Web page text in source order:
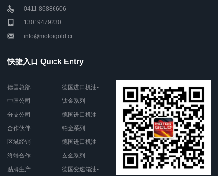
0411-86886606
13019479230
info@motorgold.cn
快捷入口 Quick Entry
德国总部
中国公司
分支公司
合作伙伴
区域经销
终端合作
贴牌生产
德国进口机油-
钛金系列
德国进口机油-
铂金系列
德国进口机油-
玄金系列
德国变速箱油-